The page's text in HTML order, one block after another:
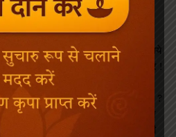
महासुर ने इन्द्र को भी जीत लिया था ।
से निकाले जा चुके थे और शंकित तथा
थे । एक दिन सब देवता महादेवजी के पास गये
हाल कह सुनाया । इन्द्र बोले : महेश्वर !
पृथ्वी पर विचर रहे हैं । मनुष्यों के बीच
उपाय बतलाइये । देवता किसका सहारा लें ?
शरण देनेवाले, सबकी रक्षा में तत्पर रहने
हैं, वहाँ जाओ । वे तुम लोगों की